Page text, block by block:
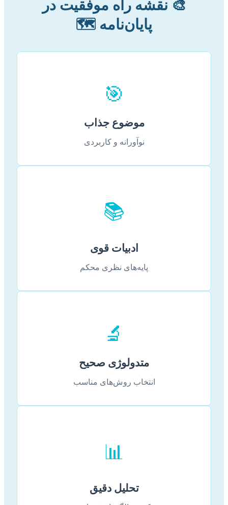
🎨 نقشه راه موفقیت در
پایان‌نامه 🗺️
🎯
موضوع جذاب
نوآورانه و کاربردی
📚
ادبیات قوی
پایه‌های نظری محکم
🔬
متدولوژی صحیح
انتخاب روش‌های مناسب
📊
تحلیل دقیق